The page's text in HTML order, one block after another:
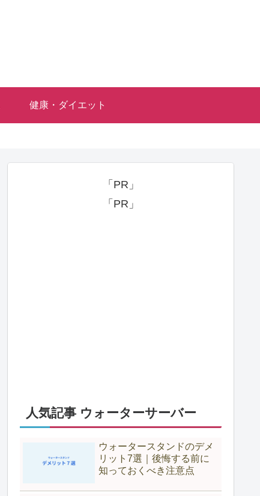
健康・ダイエット
「PR」
「PR」
人気記事 ウォーターサーバー
ウォータースタンドのデメ
リット7選｜後悔する前に
知っておくべき注意点